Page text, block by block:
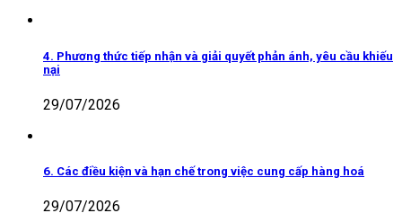
4. Phương thức tiếp nhận và giải quyết phản ánh, yêu cầu khiếu
nại
29/07/2026
6. Các điều kiện và hạn chế trong việc cung cấp hàng hoá
29/07/2026